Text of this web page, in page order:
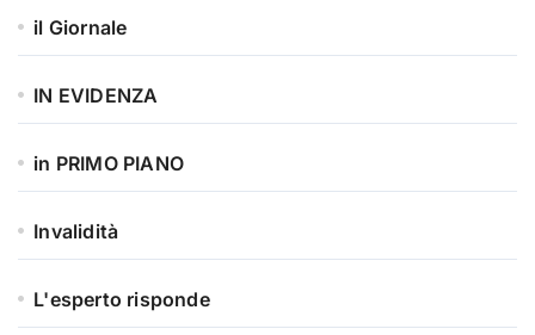
il Giornale
IN EVIDENZA
in PRIMO PIANO
Invalidità
L'esperto risponde